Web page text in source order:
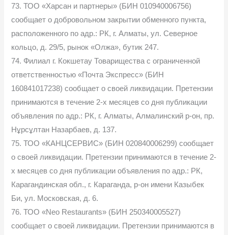
73. ТОО «Харсан и партнеры» (БИН 010940006756)
сообщает о добровольном закрытии обменного пункта,
расположенного по адр.: РК, г. Алматы, ул. Северное
кольцо, д. 29/5, рынок «Олжа», бутик 247.
74. Филиал г. Кокшетау Товарищества с ограниченной
ответственностью «Почта Экспресс» (БИН
160841017238) сообщает о своей ликвидации. Претензии
принимаются в течение 2-х месяцев со дня публикации
объявления по адр.: РК, г. Алматы, Алмалинский р-он, пр.
Нұрсұлтан Назарбаев, д. 137.
75. ТОО «КАНЦСЕРВИС» (БИН 020840006299) сообщает
о своей ликвидации. Претензии принимаются в течение 2-
х месяцев со дня публикации объявления по адр.: РК,
Карагандинская обл., г. Караганда, р-он имени Казыбек
Би, ул. Московская, д. 6.
76. ТОО «Neo Restaurants» (БИН 250340005527)
сообщает о своей ликвидации. Претензии принимаются в